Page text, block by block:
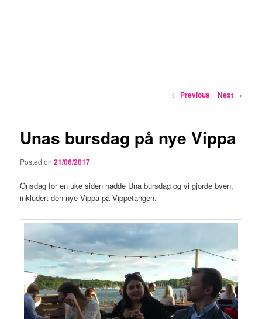
Post
← Previous Next →
Unas bursdag på nye Vippa
Posted on21/06/2017
Onsdag for en uke siden hadde Una bursdag og vi gjorde byen,
inkludert den nye Vippa på Vippetangen.